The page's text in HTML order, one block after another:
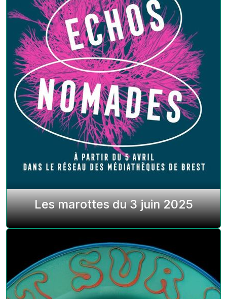
Les marottes du 3 juin 2025